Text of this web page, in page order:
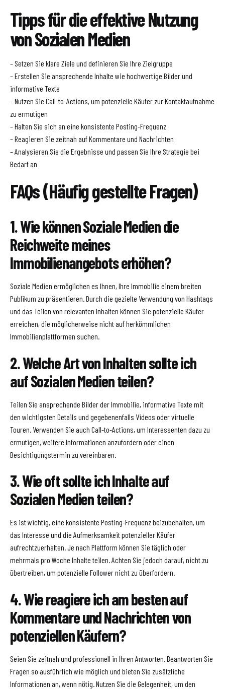
Tipps für die effektive Nutzung
von Sozialen Medien
– Setzen Sie klare Ziele und definieren Sie Ihre Zielgruppe
– Erstellen Sie ansprechende Inhalte wie hochwertige Bilder und
informative Texte
– Nutzen Sie Call-to-Actions, um potenzielle Käufer zur Kontaktaufnahme
zu ermutigen
– Halten Sie sich an eine konsistente Posting-Frequenz
– Reagieren Sie zeitnah auf Kommentare und Nachrichten
– Analysieren Sie die Ergebnisse und passen Sie Ihre Strategie bei
Bedarf an
FAQs (Häufig gestellte Fragen)
1. Wie können Soziale Medien die
Reichweite meines
Immobilienangebots erhöhen?
Soziale Medien ermöglichen es Ihnen, Ihre Immobilie einem breiten
Publikum zu präsentieren. Durch die gezielte Verwendung von Hashtags
und das Teilen von relevanten Inhalten können Sie potenzielle Käufer
erreichen, die möglicherweise nicht auf herkömmlichen
Immobilienplattformen suchen.
2. Welche Art von Inhalten sollte ich
auf Sozialen Medien teilen?
Teilen Sie ansprechende Bilder der Immobilie, informative Texte mit
den wichtigsten Details und gegebenenfalls Videos oder virtuelle
Touren. Verwenden Sie auch Call-to-Actions, um Interessenten dazu zu
ermutigen, weitere Informationen anzufordern oder einen
Besichtigungstermin zu vereinbaren.
3. Wie oft sollte ich Inhalte auf
Sozialen Medien teilen?
Es ist wichtig, eine konsistente Posting-Frequenz beizubehalten, um
das Interesse und die Aufmerksamkeit potenzieller Käufer
aufrechtzuerhalten. Je nach Plattform können Sie täglich oder
mehrmals pro Woche Inhalte teilen. Achten Sie jedoch darauf, nicht zu
übertreiben, um potenzielle Follower nicht zu überfordern.
4. Wie reagiere ich am besten auf
Kommentare und Nachrichten von
potenziellen Käufern?
Seien Sie zeitnah und professionell in Ihren Antworten. Beantworten Sie
Fragen so ausführlich wie möglich und bieten Sie zusätzliche
Informationen an, wenn nötig. Nutzen Sie die Gelegenheit, um den